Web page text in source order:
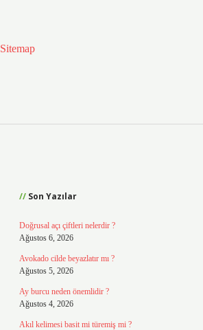
Sitemap
Son Yazılar
Doğrusal açı çiftleri nelerdir ?
Ağustos 6, 2026
Avokado cilde beyazlatır mı ?
Ağustos 5, 2026
Ay burcu neden önemlidir ?
Ağustos 4, 2026
Akıl kelimesi basit mi türemiş mi ?